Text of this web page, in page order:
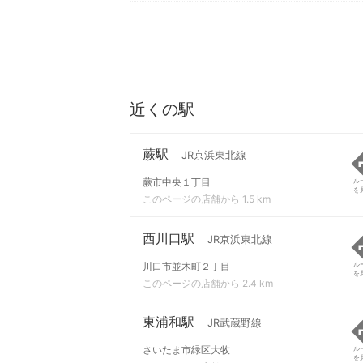
近くの駅
蕨駅 JR京浜東北線
蕨市中央１丁目
このページの店舗から 1.5 km
ル
を
西川口駅 JR京浜東北線
川口市並木町２丁目
このページの店舗から 2.4 km
ル
を
東浦和駅 JR武蔵野線
さいたま市緑区大牧
ル
を